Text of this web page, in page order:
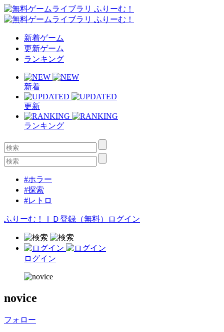
新着ゲーム
更新ゲーム
ランキング
新着
更新
ランキング
#ホラー
#探索
#レトロ
ふりーむ！ＩＤ登録（無料） ログイン
ログイン
novice
フォロー